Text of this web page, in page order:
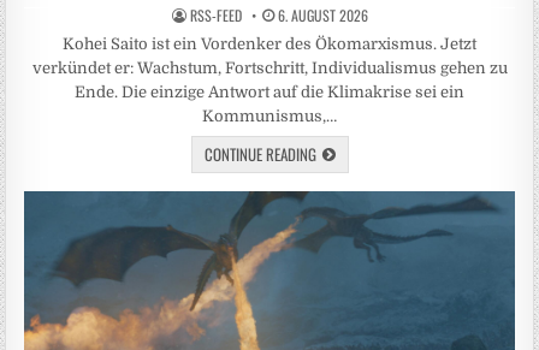
RSS-FEED 6. AUGUST 2026
Kohei Saito ist ein Vordenker des Ökomarxismus. Jetzt
verkündet er: Wachstum, Fortschritt, Individualismus gehen zu
Ende. Die einzige Antwort auf die Klimakrise sei ein
Kommunismus,…
CONTINUE READING